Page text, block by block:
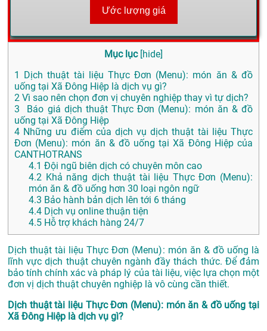
Ước lượng giá
Mục lục [hide]
1
Dịch thuật tài liệu Thực Đơn (Menu): món ăn & đồ
uống tại Xã Đông Hiệp là dịch vụ gì?
2 Vì sao nên chọn đơn vị chuyên nghiệp thay vì tự dịch?
3 Báo giá dịch thuật Thực Đơn (Menu): món ăn & đồ
uống tại Xã Đông Hiệp
4 Những ưu điểm của dịch vụ dịch thuật tài liệu Thực
Đơn (Menu): món ăn & đồ uống tại Xã Đông Hiệp của
CANTHOTRANS
4.1 Đội ngũ biên dịch có chuyên môn cao
4.2 Khả năng dịch thuật tài liệu Thực Đơn (Menu):
món ăn & đồ uống hơn 30 loại ngôn ngữ
4.3 Bảo hành bản dịch lên tới 6 tháng
4.4 Dịch vụ online thuận tiện
4.5 Hỗ trợ khách hàng 24/7
Dịch thuật tài liệu Thực Đơn (Menu): món ăn & đồ uống là
lĩnh vực dịch thuật chuyên ngành đầy thách thức. Để đảm
bảo tính chính xác và pháp lý của tài liệu, việc lựa chọn một
đơn vị dịch thuật chuyên nghiệp là vô cùng cần thiết.
Dịch thuật tài liệu Thực Đơn (Menu): món ăn & đồ uống tại
Xã Đông Hiệp là dịch vụ gì?